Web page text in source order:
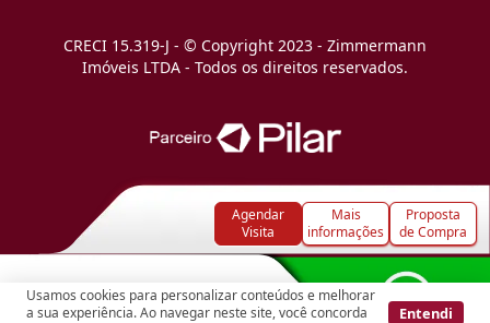
Usamos cookies para personalizar conteúdos e melhorar
a sua experiência. Ao navegar neste site, você concorda
Entendi
Agendar
Visita
Mais
informações
Proposta
de Compra
CRECI 15.319-J - © Copyright 2023 - Zimmermann
Imóveis LTDA - Todos os direitos reservados.